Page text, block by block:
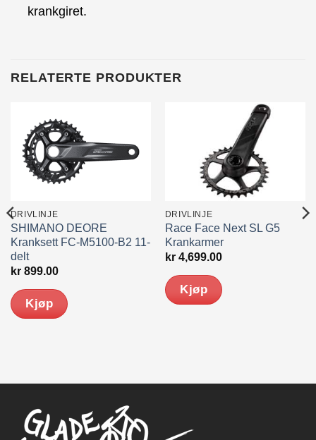
krankgiret.
RELATERTE PRODUKTER
DRIVLINJE
SHIMANO DEORE
Kranksett FC-M5100-B2 11-
delt
kr899.00
Kjøp
DRIVLINJE
Race Face Next SL G5
Krankarmer
kr4,699.00
Kjøp